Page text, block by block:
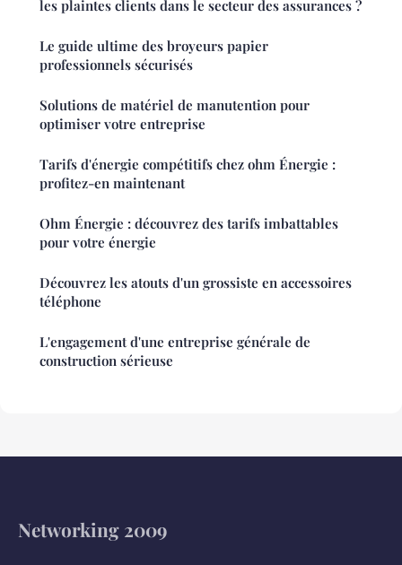
les plaintes clients dans le secteur des assurances ?
Le guide ultime des broyeurs papier
professionnels sécurisés
Solutions de matériel de manutention pour
optimiser votre entreprise
Tarifs d'énergie compétitifs chez ohm Énergie :
profitez-en maintenant
Ohm Énergie : découvrez des tarifs imbattables
pour votre énergie
Découvrez les atouts d'un grossiste en accessoires
téléphone
L'engagement d'une entreprise générale de
construction sérieuse
Networking 2009